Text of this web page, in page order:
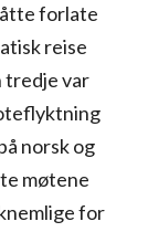
forlate
reise
tredje var
norsk og
møtene
for